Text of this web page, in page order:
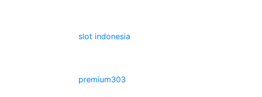
slot indonesia
premium303